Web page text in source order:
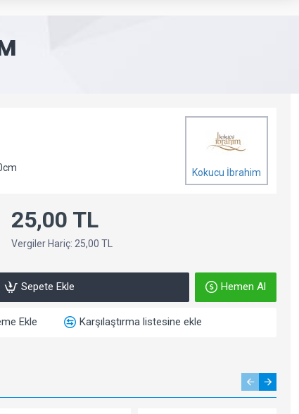
Kokucu İbrahim
25,00 TL
Vergiler Hariç: 25,00 TL
Sepete Ekle Hemen Al
Ekle Karşılaştırma listesine ekle